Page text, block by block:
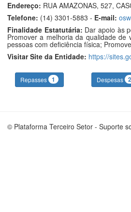
Endereço: RUA AMAZONAS, 527,
Telefone: (14) 3301-5883 - E-mail:
Finalidade Estatutária: Dar apoio às
Promover a melhoria da qualidade de
pessoas com deficiência física;
Visitar Site da Entidade: https://
Repasses 1 Despesas
© Plataforma Terceiro Setor - Suporte